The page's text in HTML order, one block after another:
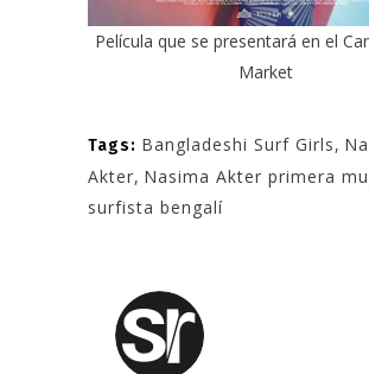
Película que se presentará en el
Market
Tags: Bangladeshi Surf Girls,
Akter, Nasima Akter primera
surfista bengalí